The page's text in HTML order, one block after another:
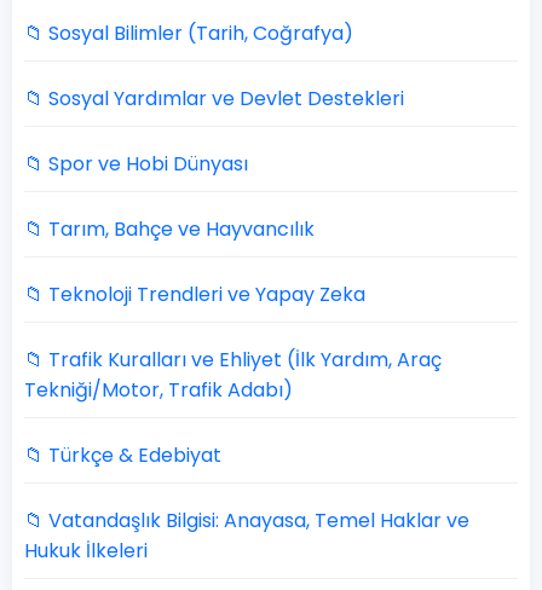
📁 Sosyal Bilimler (Tarih, Coğrafya)
📁 Sosyal Yardımlar ve Devlet Destekleri
📁 Spor ve Hobi Dünyası
📁 Tarım, Bahçe ve Hayvancılık
📁 Teknoloji Trendleri ve Yapay Zeka
📁 Trafik Kuralları ve Ehliyet (İlk Yardım, Araç
Tekniği/Motor, Trafik Adabı)
📁 Türkçe & Edebiyat
📁 Vatandaşlık Bilgisi: Anayasa, Temel Haklar ve
Hukuk İlkeleri